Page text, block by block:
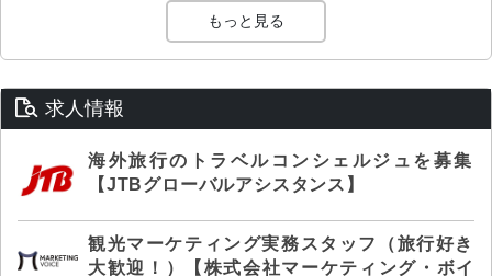
もっと見る
求人情報
海外旅行のトラベルコンシェルジュを募集
【JTBグローバルアシスタンス】
観光マーケティング実務スタッフ（旅行好き
大歓迎！）【株式会社マーケティング・ボイ